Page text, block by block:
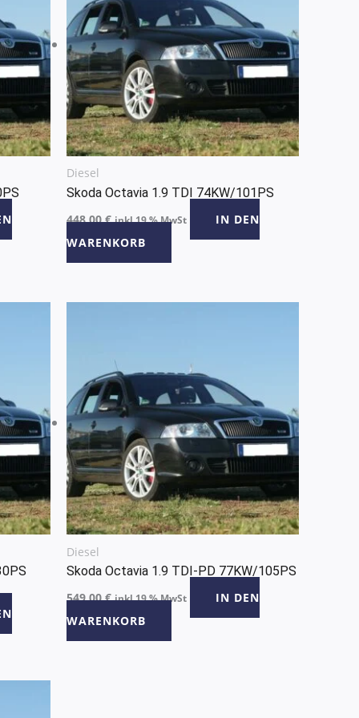
Diesel
Skoda Octavia 1.9 TDI 74KW/101PS
448,00€ inkl 19 % MwSt
IN DEN
WARENKORB
Diesel
Skoda Octavia 1.9 TDI-PD 77KW/105PS
549,00€ inkl 19 % MwSt
IN DEN
WARENKORB